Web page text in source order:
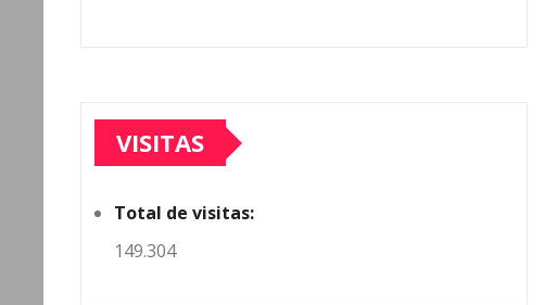
VISITAS
Total de visitas:
149.304